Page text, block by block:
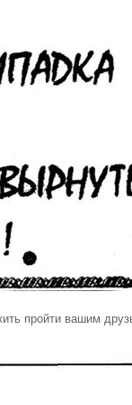
пройти вашим